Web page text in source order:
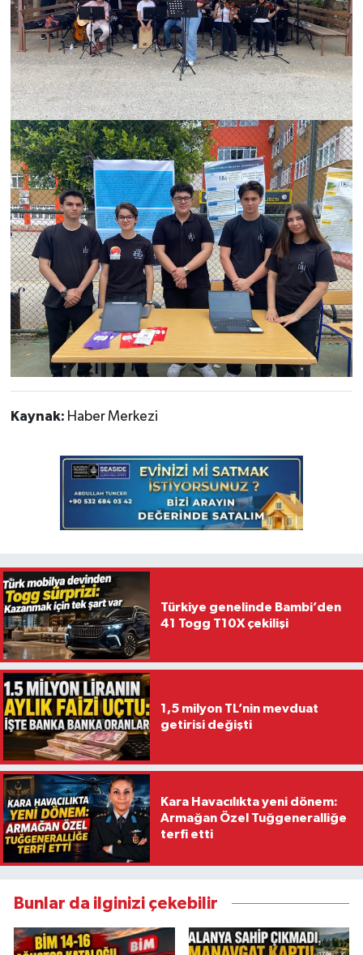
Kaynak: Haber Merkezi
Türkiye genelinde Bambi’den
41 Togg T10X çekilişi
1,5 milyon TL’nin mevduat
getirisi değişti
Kara Havacılıkta yeni dönem:
Armağan Özel Tuğgeneralliğe
terfi etti
Bunlar da ilginizi çekebilir